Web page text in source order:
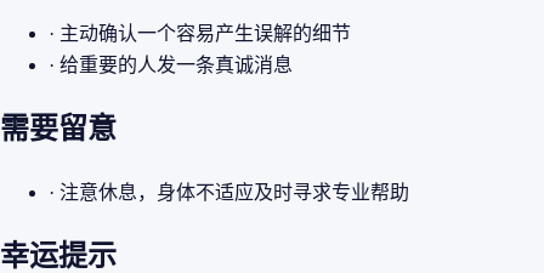
· 主动确认一个容易产生误解的细节
· 给重要的人发一条真诚消息
需要留意
· 注意休息，身体不适应及时寻求专业帮助
幸运提示